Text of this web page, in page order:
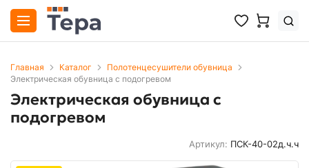
Главная Каталог
Полотенцесушители обувница
Электрическая обувница с подогревом
Электрическая обувница с
подогревом
Артикул: ПСК-40-02д.ч.ч